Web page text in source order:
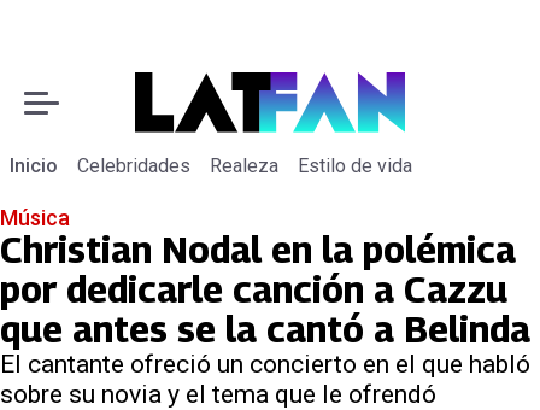
Inicio Celebridades Realeza Estilo de vida
Música
Christian Nodal en la polémica
por dedicarle canción a Cazzu
que antes se la cantó a Belinda
El cantante ofreció un concierto en el que habló
sobre su novia y el tema que le ofrendó